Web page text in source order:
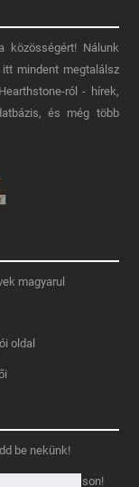
közösségért! Nálunk
mindent megtalálsz
ról - hírek,
és még több
magyarul
oldal
be nekünk!
fennmaradhasson!